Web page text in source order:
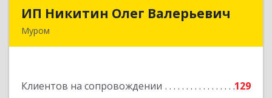
ИП Никитин Олег Валерьевич
Муром
Клиентов на сопровождении
129
ИП Никитин Олег Валерьевич
Подробнее